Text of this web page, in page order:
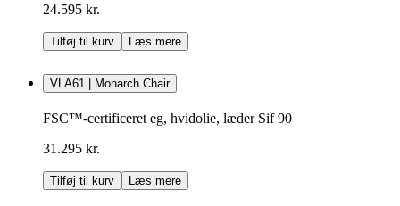
24.595 kr.
Tilføj til kurv Læs mere
VLA61 | Monarch Chair
FSC™-certificeret eg, hvidolie, læder Sif 90
31.295 kr.
Tilføj til kurv Læs mere